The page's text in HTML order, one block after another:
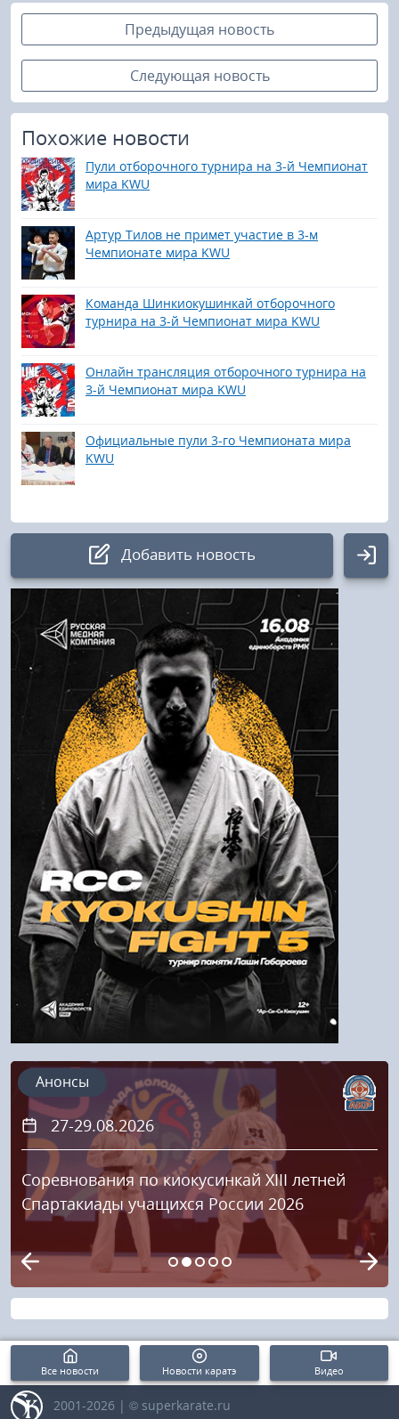
Предыдущая новость
Следующая новость
Похожие новости
Пули отборочного турнира на 3-й Чемпионат
мира KWU
Артур Тилов не примет участие в 3-м
Чемпионате мира KWU
Команда Шинкиокушинкай отборочного
турнира на 3-й Чемпионат мира KWU
Онлайн трансляция отборочного турнира на
3-й Чемпионат мира KWU
Официальные пули 3-го Чемпионата мира
KWU
Добавить новость
Авторизация
Логин:
Пароль
Войти
Напомнить пароль
Регистрация
27-29.08.2026
Соревнования по киокусинкай XIII летней
Спартакиады учащихся России 2026
Анонсы
Все новости Новости каратэ Видео
2001-2026 | © superkarate.ru